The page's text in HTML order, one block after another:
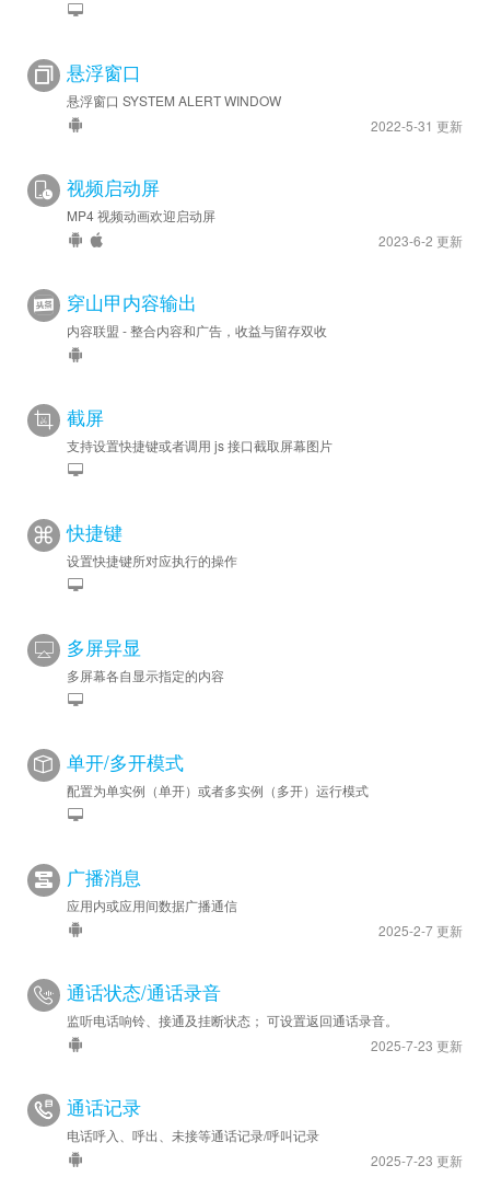
悬浮窗口
悬浮窗口 SYSTEM ALERT WINDOW
2022-5-31 更新
视频启动屏
MP4 视频动画欢迎启动屏
2023-6-2 更新
穿山甲内容输出
内容联盟 - 整合内容和广告，收益与留存双收
截屏
支持设置快捷键或者调用 js 接口截取屏幕图片
快捷键
设置快捷键所对应执行的操作
多屏异显
多屏幕各自显示指定的内容
单开/多开模式
配置为单实例（单开）或者多实例（多开）运行模式
广播消息
应用内或应用间数据广播通信
2025-2-7 更新
通话状态/通话录音
监听电话响铃、接通及挂断状态； 可设置返回通话录音。
2025-7-23 更新
通话记录
电话呼入、呼出、未接等通话记录/呼叫记录
2025-7-23 更新